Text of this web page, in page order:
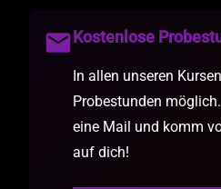
mailKostenlose
In allen unseren
Probestunden
eine Mail und komm
auf dich!